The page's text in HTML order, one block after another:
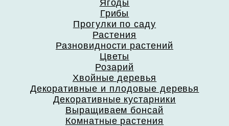
Ягоды
Грибы
Прогулки по саду
Растения
Разновидности растений
Цветы
Розарий
Хвойные деревья
Декоративные и плодовые деревья
Декоративные кустарники
Выращиваем бонсай
Комнатные растения